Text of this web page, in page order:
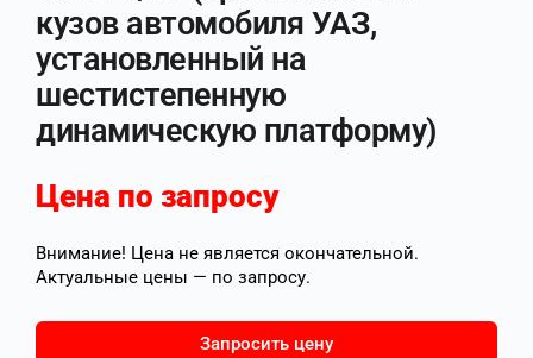
кузов автомобиля УАЗ,
установленный на
шестистепенную
динамическую платформу)
Цена по запросу
Внимание! Цена не является окончательной.
Актуальные цены — по запросу.
Запросить цену